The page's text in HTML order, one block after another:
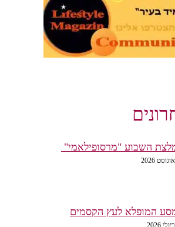
השבוע "מרסופילאמי"
המופלא לעץ הקסמים